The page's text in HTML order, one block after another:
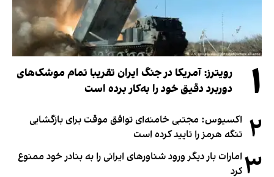
۱
رویترز: آمریکا در جنگ ایران تقریبا تمام موشک‌های
دوربرد دقیق خود را به‌کار برده است
۲ اکسیوس: مجتبی خامنه‌ای توافق موقت برای بازگشایی
تنگه هرمز را تایید کرده است
۳ امارات بار دیگر ورود شناورهای ایرانی را به بنادر خود ممنوع
کرد